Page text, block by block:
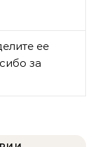
ее
за